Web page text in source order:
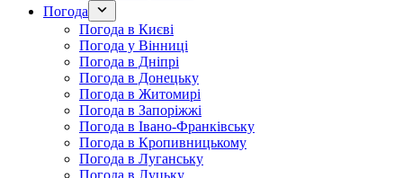
Погода
Погода в Києві
Погода у Вінниці
Погода в Дніпрі
Погода в Донецьку
Погода в Житомирі
Погода в Запоріжжі
Погода в Івано-Франківську
Погода в Кропивницькому
Погода в Луганську
Погода в Луцьку